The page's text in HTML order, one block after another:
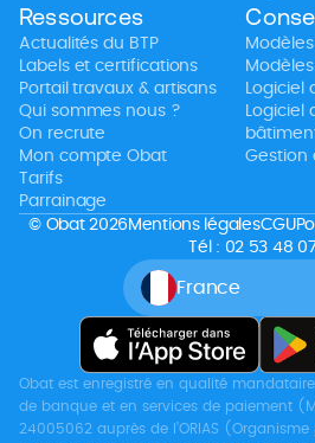
Ressources
Actualités du BTP
Labels et certifications
Portail travaux & artisans
Qui sommes nous ?
On recrute
Mon compte Obat
Tarifs
Parrainage
Logiciel
Logiciel
Gestion
France
© Obat 2026 Mentions légalesCGU
Tél : 02 53 48
Obat est enregistré en qualité
de banque et en services de paiement
24005062 auprès de l’ORIAS